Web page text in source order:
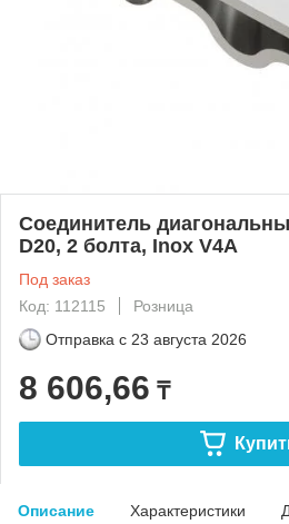
Соединитель
D20, 2 болта, Inox V4A
Под заказ
Код: 112115
Розница
Отправка с 23 августа 2026
8 606,66 ₸
Описание Характеристики